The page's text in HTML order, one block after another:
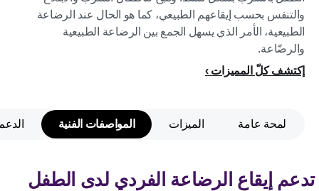
والتنفس بحسب إيقاعهم الطبيعي، كما هو الحال عند الرضاعة
الطبيعية، الأمر الذي يسهل الجمع بين الرضاعة الطبيعية
والرضّاعة.
إكتشف كلّ المميزات
لمحة عامة الميزات المواصفات الفنية
تدعم إيقاع الرضاعة الفردي لدى الطفل